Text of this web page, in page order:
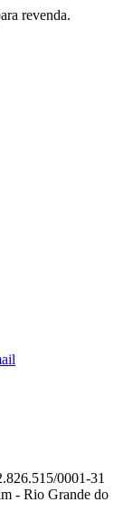
revenda.
0001-31
- Rio Grande do